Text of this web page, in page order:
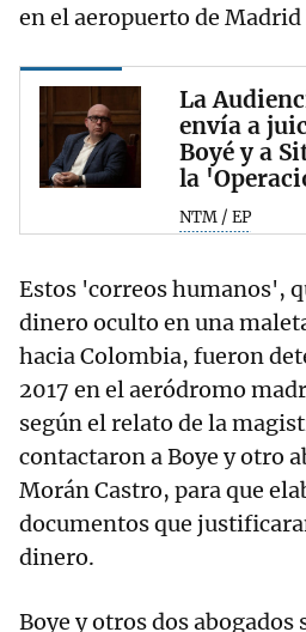
en el aeropuerto de Madrid
La
envía a
Boyé y a
la
NTM / EP
Estos 'correos humanos',
dinero oculto en una
hacia Colombia, fueron
2017 en el aeródromo
según el relato de la
contactaron a Boye y otro
Morán Castro, para que
documentos que
dinero.
Boye y otros dos abogados